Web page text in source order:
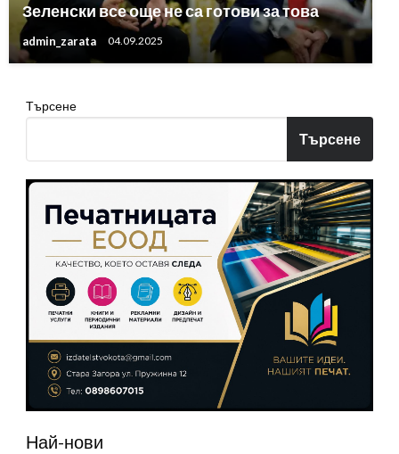
Зеленски все още не са готови за това
admin_zarata 04.09.2025
Търсене
Търсене
Най-нови